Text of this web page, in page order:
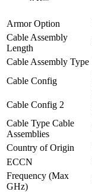
Armor Option
Cable Assembly
Length
Cable Assembly Type
Cable Config
Cable Config 2
Cable Type Cable
Assemblies
Country of Origin
ECCN
Frequency (Max
GHz)